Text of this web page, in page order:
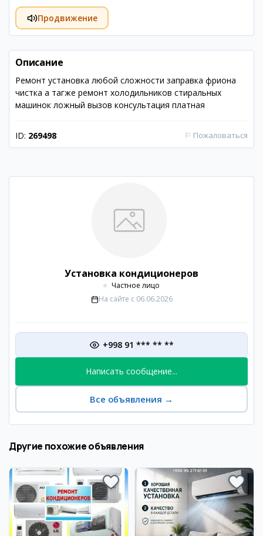
Продвижение
Описание
Ремонт установка любой сложности заправка фриона
чистка а тагже ремонт холодильников стиральных
машинок ложный вызов консультация платная
ID: 269498 ⚐ Пожаловаться
Установка кондиционеров
Частное лицо
На сайте с 06.06.2026
+998 91 *** ** **
Написать сообщение...
Все объявления →
Другие похожие объявления